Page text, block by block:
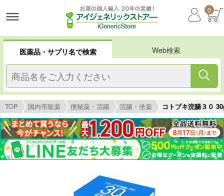
0
医薬品・サプリ名で検索 Web検索
TOP 国内市販薬 便秘薬・浣腸 浣腸・坐薬 コトブキ浣腸３０